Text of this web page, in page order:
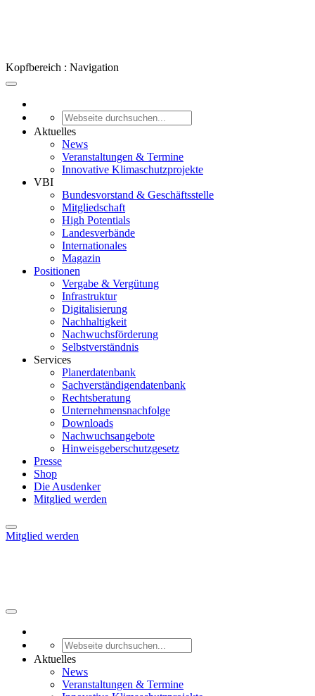
Kopfbereich : Navigation
Aktuelles
News
Veranstaltungen & Termine
Innovative Klimaschutzprojekte
VBI
Bundesvorstand & Geschäftsstelle
Mitgliedschaft
High Potentials
Landesverbände
Internationales
Magazin
Positionen
Vergabe & Vergütung
Infrastruktur
Digitalisierung
Nachhaltigkeit
Nachwuchsförderung
Selbstverständnis
Services
Planerdatenbank
Sachverständigendatenbank
Rechtsberatung
Unternehmensnachfolge
Downloads
Nachwuchsangebote
Hinweisgeberschutzgesetz
Presse
Shop
Die Ausdenker
Mitglied werden
Mitglied werden
Aktuelles
News
Veranstaltungen & Termine